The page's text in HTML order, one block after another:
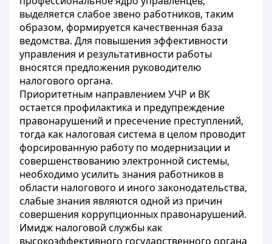
выделяется слабое звено работников, таким
образом, формируется качественная база
ведомства. Для повышения эффективности
управления и результативности работы
вносятся предложения руководителю
налогового органа.
Приоритетным направлением УЧР и ВК
остается профилактика и предупреждение
правонарушений и пресечение преступлений,
тогда как налоговая система в целом проводит
форсированную работу по модернизации и
совершенствованию электронной системы,
необходимо усилить знания работников в
области налогового и иного законодательства,
слабые знания являются одной из причин
совершения коррупционных правонарушений.
Имидж налоговой службы как
высокоэффективного государственного органа